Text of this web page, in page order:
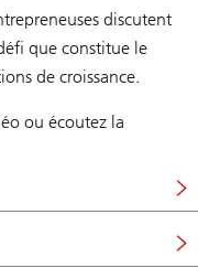
discutent
que constitue le
de croissance.
ou écoutez la